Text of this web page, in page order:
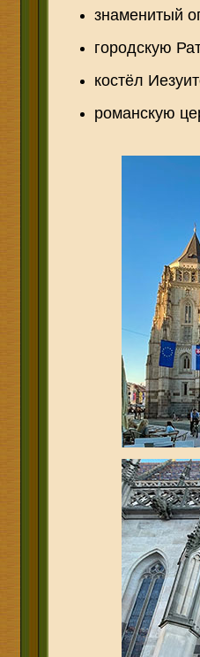
знаменитый
городскую
костёл
романскую